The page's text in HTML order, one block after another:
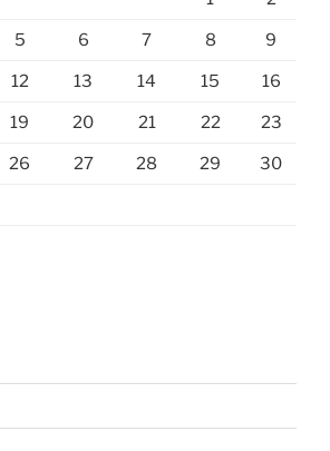
5 6 7 8 9
12 13 14 15 16
19 20 21 22 23
26 27 28 29 30